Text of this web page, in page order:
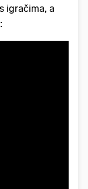
igračima, a